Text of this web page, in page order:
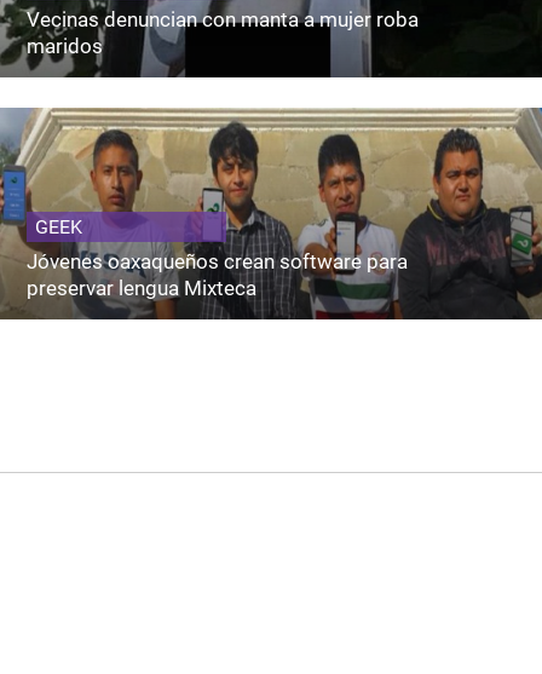
Vecinas denuncian con manta a mujer roba
maridos
GEEK
Jóvenes oaxaqueños crean software para
preservar lengua Mixteca